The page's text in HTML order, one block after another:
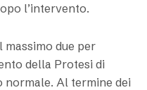
l’intervento.
massimo due per
della Protesi di
normale. Al termine dei